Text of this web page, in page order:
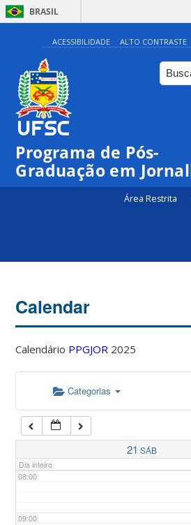
BRASIL
ACESSIBILIDADE ALTO CONTRASTE
Programa de Pós-
Graduação em
Área Restrita
Calendar
Calendário PPGJOR 2025
Categorias
21 SÁB
Dia inteiro
04:00
05:00
07:00
08:00
09:00